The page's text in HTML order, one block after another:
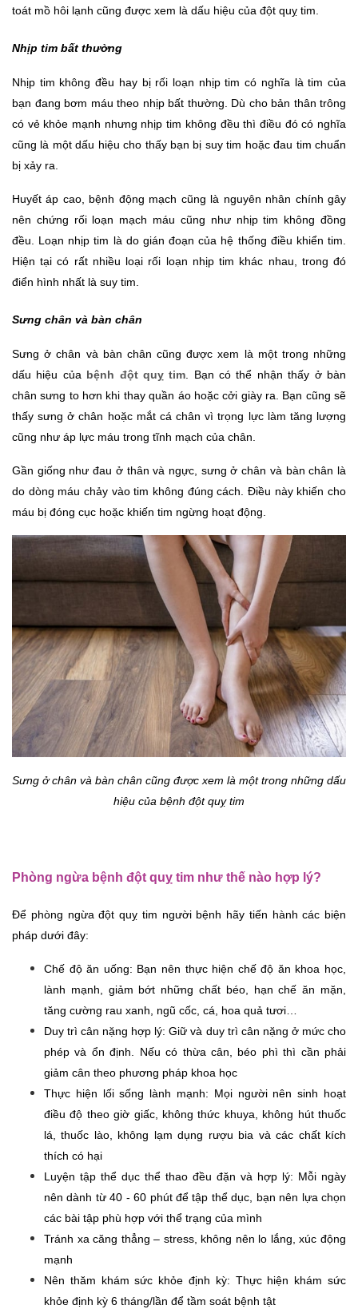
toát mồ hôi lạnh cũng được xem là dấu hiệu của đột quỵ tim.
Nhịp tim bất thường
Nhịp tim không đều hay bị rối loạn nhịp tim có nghĩa là tim của
bạn đang bơm máu theo nhịp bất thường. Dù cho bản thân trông
có vẻ khỏe mạnh nhưng nhịp tim không đều thì điều đó có nghĩa
cũng là một dấu hiệu cho thấy bạn bị suy tim hoặc đau tim chuẩn
bị xảy ra.
Huyết áp cao, bệnh động mạch cũng là nguyên nhân chính gây
nên chứng rối loạn mạch máu cũng như nhịp tim không đồng
đều. Loạn nhịp tim là do gián đoạn của hệ thống điều khiển tim.
Hiện tại có rất nhiều loại rối loạn nhịp tim khác nhau, trong đó
điển hình nhất là suy tim.
Sưng chân và bàn chân
Sưng ở chân và bàn chân cũng được xem là một trong những
dấu hiệu của bệnh đột quỵ tim . Bạn có thể nhận thấy ở bàn
chân sưng to hơn khi thay quần áo hoặc cởi giày ra. Bạn cũng sẽ
thấy sưng ở chân hoặc mắt cá chân vì trọng lực làm tăng lượng
cũng như áp lực máu trong tĩnh mạch của chân.
Gần giống như đau ở thân và ngực, sưng ở chân và bàn chân là
do dòng máu chảy vào tim không đúng cách. Điều này khiến cho
máu bị đóng cục hoặc khiến tim ngừng hoạt động.
Sưng ở chân và bàn chân cũng được xem là một trong những dấu
hiệu của bệnh đột quỵ tim
Phòng ngừa bệnh đột quỵ tim như thế nào hợp lý?
Để phòng ngừa đột quỵ tim người bệnh hãy tiến hành các biện
pháp dưới đây:
Chế độ ăn uống: Bạn nên thực hiện chế độ ăn khoa học,
lành mạnh, giảm bớt những chất béo, hạn chế ăn mặn,
tăng cường rau xanh, ngũ cốc, cá, hoa quả tươi…
Duy trì cân nặng hợp lý: Giữ và duy trì cân nặng ở mức cho
phép và ổn định. Nếu có thừa cân, béo phì thì cần phải
giảm cân theo phương pháp khoa học
Thực hiện lối sống lành mạnh: Mọi người nên sinh hoạt
điều độ theo giờ giấc, không thức khuya, không hút thuốc
lá, thuốc lào, không lạm dụng rượu bia và các chất kích
thích có hại
Luyện tập thể dục thể thao đều đặn và hợp lý: Mỗi ngày
nên dành từ 40 - 60 phút để tập thể dục, bạn nên lựa chọn
các bài tập phù hợp với thể trạng của mình
Tránh xa căng thẳng – stress, không nên lo lắng, xúc động
mạnh
Nên thăm khám sức khỏe định kỳ: Thực hiện khám sức
khỏe định kỳ 6 tháng/lần để tầm soát bệnh tật